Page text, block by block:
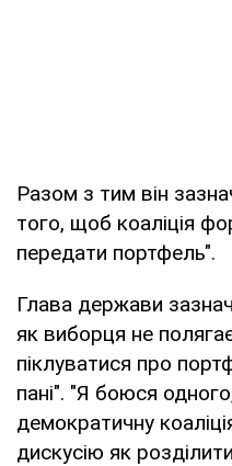
Разом з тим він
того, щоб коаліція
передати портфель".
Глава держави
як виборця не
піклуватися про
пані". "Я боюся
демократичну
дискусію як